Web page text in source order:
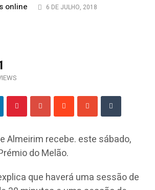
online 6 DE JULHO, 2018
Almeirim recebe. este sábado,
do Melão.
que haverá uma sessão de